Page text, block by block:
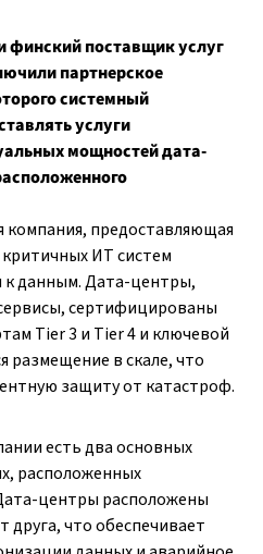
финский поставщик услуг
партнерское
системный
услуги
мощностей дата-
предоставляющая
ИТ систем
данным. Дата-центры,
сертифицированы
Tier 3 и Tier 4 и ключевой
размещение в скале, что
защиту от катастроф.
есть два основных
расположенных
центры расположены
друга, что обеспечивает